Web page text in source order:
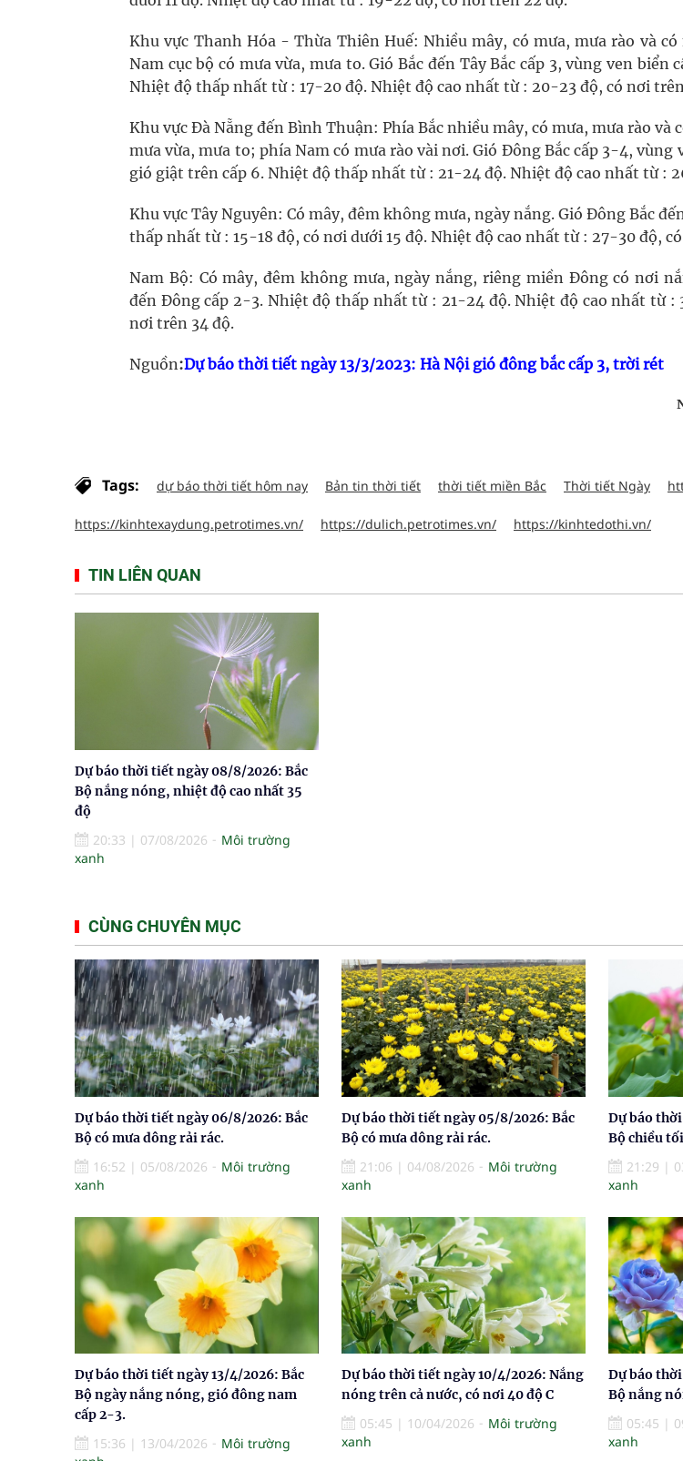
Khu vực Thanh Hóa - Thừa Thiên Huế: Nhiều mây, có mưa, mưa rào và
Nam cục bộ có mưa vừa, mưa to. Gió Bắc đến Tây Bắc cấp 3, vùng ven biển
Nhiệt độ thấp nhất từ : 17-20 độ. Nhiệt độ cao nhất từ : 20-23 độ, có nơi
Khu vực Đà Nẵng đến Bình Thuận: Phía Bắc nhiều mây, có mưa, mưa rào và
mưa vừa, mưa to; phía Nam có mưa rào vài nơi. Gió Đông Bắc cấp 3-4, vùng
gió giật trên cấp 6. Nhiệt độ thấp nhất từ : 21-24 độ. Nhiệt độ cao nhất từ :
Khu vực Tây Nguyên: Có mây, đêm không mưa, ngày nắng. Gió Đông Bắc
thấp nhất từ : 15-18 độ, có nơi dưới 15 độ. Nhiệt độ cao nhất từ : 27-30 độ,
Nam Bộ: Có mây, đêm không mưa, ngày nắng, riêng miền Đông có nơi
đến Đông cấp 2-3. Nhiệt độ thấp nhất từ : 21-24 độ. Nhiệt độ cao nhất từ :
nơi trên 34 độ.
Nguồn:Dự báo thời tiết ngày 13/3/2023: Hà Nội gió đông bắc cấp 3, trời rét
Tags: dự báo thời tiết hôm nay Bản tin thời tiết thời tiết miền Bắc Thời tiết Ngày
https://kinhtexaydung.petrotimes.vn/ https://dulich.petrotimes.vn/ https://kinhtedothi.vn/
TIN LIÊN QUAN
Dự báo thời tiết ngày 08/8/2026: Bắc
Bộ nắng nóng, nhiệt độ cao nhất 35
độ
20:33 | 07/08/2026
Môi trường
xanh
CÙNG CHUYÊN MỤC
Dự báo thời tiết ngày 06/8/2026: Bắc
Bộ có mưa dông rải rác.
16:52 | 05/08/2026
Môi trường
xanh
Dự báo thời tiết ngày 05/8/2026: Bắc
Bộ có mưa dông rải rác.
21:06 | 04/08/2026
Môi trường
xanh
Dự báo
Bộ chiều
21:29 |
xanh
Dự báo thời tiết ngày 13/4/2026: Bắc
Bộ ngày nắng nóng, gió đông nam
cấp 2-3.
15:36 | 13/04/2026
Môi trường
Dự báo thời tiết ngày 10/4/2026: Nắng
nóng trên cả nước, có nơi 40 độ C
05:45 | 10/04/2026
Môi trường
xanh
Dự báo
Bộ nắng
05:45 |
xanh